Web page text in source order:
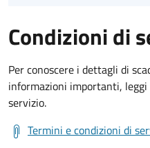
Condizioni di
Per conoscere i dettagli di
informazioni importanti,
servizio.
Termini e condizioni di